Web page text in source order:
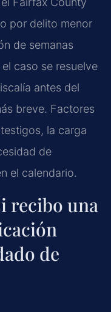
por delito menor
de semanas
caso se resuelve
antes del
breve. Factores
la carga
de
el calendario.
recibo una
de